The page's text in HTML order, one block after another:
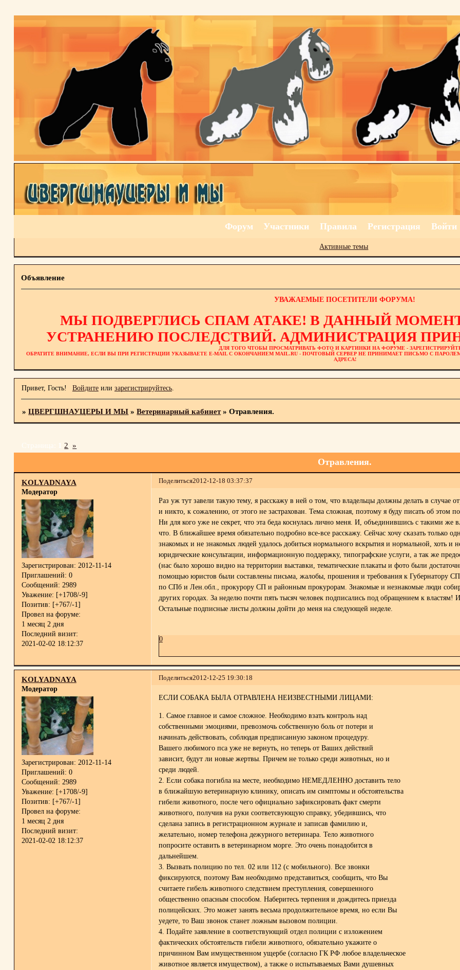
Форум Участники Правила Регистрация Войти
Активные темы
Объявление
УВАЖАЕМЫЕ ПОСЕТИТЕЛИ ФОРУМА!
МЫ ПОДВЕРГЛИСЬ СПАМ АТАКЕ! В ДАННЫЙ
УСТРАНЕНИЮ ПОСЛЕДСТВИЙ. АДМИНИСТРАЦИЯ
ДЛЯ ТОГО ЧТОБЫ ПРОСМАТРИВАТЬ ФОТО И КАРТИНКИ НА ФОРУМЕ -
ОБРАТИТЕ ВНИМАНИЕ, ЕСЛИ ВЫ ПРИ РЕГИСТРАЦИИ УКАЗЫВАЕТЕ E-MAIL С ОКОНЧАНИЕМ MAIL.RU - ПОЧТОВЫЙ СЕРВЕР НЕ ПРИНИМАЕТ ПИСЬМО С
АДРЕСА!
Привет, Гость! Войдитеили зарегистрируйтесь.
»ЦВЕРГШНАУЦЕРЫ И МЫ »Ветеринарный кабинет »Отравления.
Отравления.
Страница: 1 2 »
Поделиться2012-12-18 03:37:37
KOLYADNAYA
Модератор
Зарегистрирован: 2012-11-14
Приглашений: 0
Сообщений: 2989
Уважение: [+1708/-9]
Позитив: [+767/-1]
Провел на форуме:
1 месяц 2 дня
Последний визит:
2021-02-02 18:12:37
Раз уж тут завели такую тему, я расскажу в ней о том, что владельцы должны делать в случае
и никто, к сожалению, от этого не застрахован. Тема сложная, поэтому я буду писать об этом
Ни для кого уже не секрет, что эта беда коснулась лично меня. И, объединившись с такими
что. В ближайшее время обязательно подробно все-все расскажу. Сейчас хочу сказать только
знакомых и не знакомых людей удалось добиться нормального вскрытия и нормальной, хоть и
юридические консультации, информационную поддержку, типографские услуги, а так же
(нас было хорошо видно на территории выставки, тематические плакаты и фото были
помощью юристов были составлены письма, жалобы, прошения и требования к Губернатору
по СПб и Лен.обл., прокурору СП и районным прокурорам. Знакомые и незнакомые люди
других городах. За неделю почти пять тысяч человек подписались под обращением к властям!
Остальные подписные листы должны дойти до меня на следующей неделе.
0
Поделиться2012-12-25 19:30:18
KOLYADNAYA
Модератор
Зарегистрирован: 2012-11-14
Приглашений: 0
Сообщений: 2989
Уважение: [+1708/-9]
Позитив: [+767/-1]
Провел на форуме:
1 месяц 2 дня
Последний визит:
2021-02-02 18:12:37
ЕСЛИ СОБАКА БЫЛА ОТРАВЛЕНА НЕИЗВЕСТНЫМИ ЛИЦАМИ:
1. Самое главное и самое сложное. Необходимо взать контроль над
собственными эмоциями, превозмочь собственную боль от потери и
начинать действовать, соблюдая предписанную законом процедуру.
Вашего любимого пса уже не вернуть, но теперь от Ваших действий
зависит, будут ли новые жертвы. Причем не только среди животных, но и
среди людей.
2. Если собака погибла на месте, необходимо НЕМЕДЛЕННО доставить тело
в ближайшую ветеринарную клинику, описать им симптомы и обстоятельства
гибели животного, после чего официально зафиксировать факт смерти
животного, получив на руки соответсвующую справку, убедившись, что
сделана запись в регистрационном журнале и записав фамилию и,
желательно, номер телефона дежурного ветеринара. Тело животного
попросите оставить в ветеринарном морге. Это очень понадобится в
дальнейшем.
3. Вызвать полицию по тел. 02 или 112 (с мобильного). Все звонки
фиксируются, поэтому Вам необходимо представиться, сообщить, что Вы
считаете гибель животного следствием преступления, совершенного
общественно опасным способом. Наберитесь терпения и дождитесь приезда
полицейских. Это может занять весьма продолжительное время, но если Вы
уедете, то Ваш звонок станет ложным вызовом полиции.
4. Подайте заявление в соответствующий отдел полиции с изложением
фактических обстоятельств гибели животного, обязательно укажите о
причинном Вам имущественном ущербе (согласно ГК РФ любое владельческое
животное является имуществом), а также о испытываемых Вами душевных